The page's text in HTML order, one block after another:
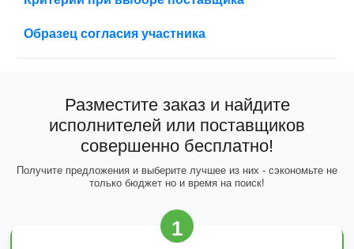
Образец согласия участника
Разместите заказ и найдите
исполнителей или поставщиков
совершенно бесплатно!
Получите предложения и выберите лучшее из них - сэкономьте не
только бюджет но и время на поиск!
1